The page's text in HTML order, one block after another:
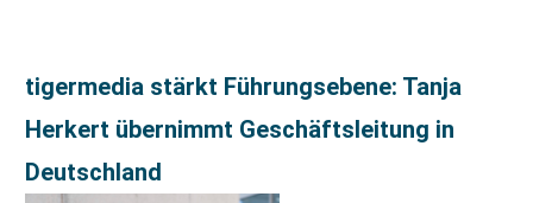
tigermedia stärkt Führungsebene: Tanja
Herkert übernimmt Geschäftsleitung in
Deutschland